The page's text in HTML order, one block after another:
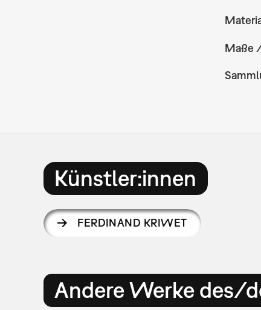
Maße
Künstler:innen
FERDINAND KRIWET
Andere Werke des/